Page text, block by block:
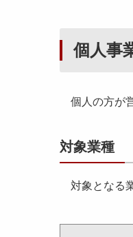
個人事
個人の方が
対象業種
対象となる